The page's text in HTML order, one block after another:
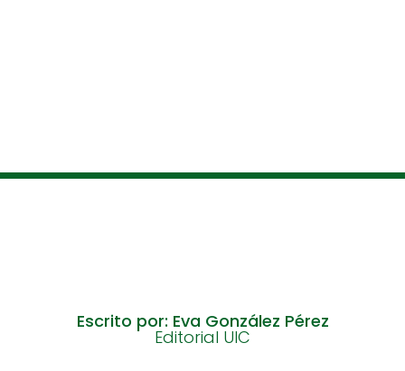
Escrito por: Eva González Pérez
Editorial UIC